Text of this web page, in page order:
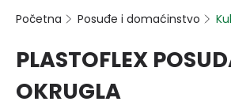
Početna Posuđe i domaćinstvo
PLASTOFLEX
OKRUGLA